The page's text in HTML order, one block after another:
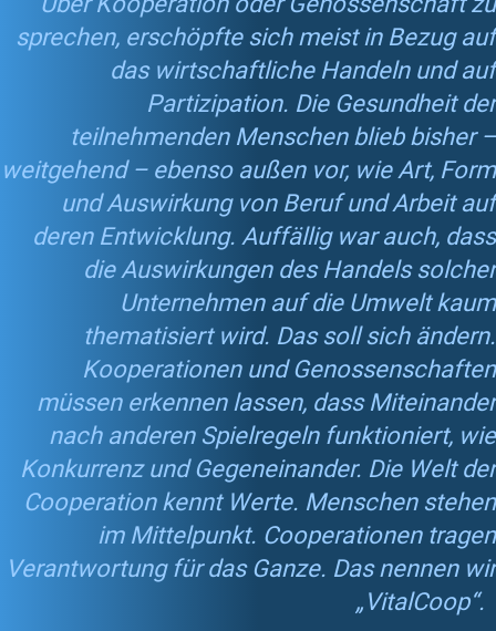
sprechen, erschöpfte sich meist in Bezug auf
das wirtschaftliche Handeln und auf
Partizipation. Die Gesundheit der
teilnehmenden Menschen blieb bisher –
weitgehend – ebenso außen vor, wie Art, Form
und Auswirkung von Beruf und Arbeit auf
deren Entwicklung. Auffällig war auch, dass
die Auswirkungen des Handels solcher
Unternehmen auf die Umwelt kaum
thematisiert wird. Das soll sich ändern.
Kooperationen und Genossenschaften
müssen erkennen lassen, dass Miteinander
nach anderen Spielregeln funktioniert, wie
Konkurrenz und Gegeneinander. Die Welt der
Cooperation kennt Werte. Menschen stehen
im Mittelpunkt. Cooperationen tragen
Verantwortung für das Ganze. Das nennen wir
„VitalCoop“.